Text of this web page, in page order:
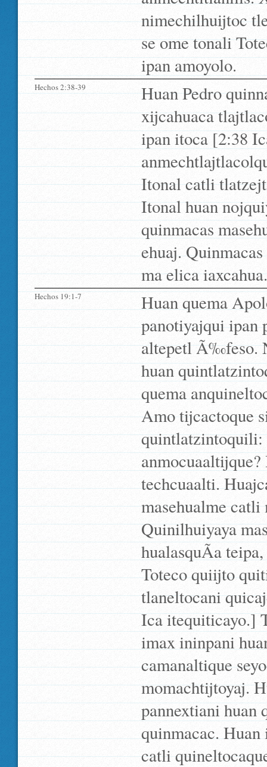
nimechilhuijtoc
se ome tonali
ipan amoyolo.
Hechos 2:38-39
Huan Pedro
xijcahuaca
ipan itoca [2:38
Itonal catli
Itonal huan
quinmacas
ehuaj.
ma elica iaxcahua.
Hechos 19:1-7
Huan quema
panotiyajqui ipan
altepetl Ã‰feso.
huan
quema
Amo tijcactoque
quintlatzintoquili:
techcuaalti.
masehualme
Quinilhuiyaya
hualasquÃ­a
Toteco quiijto
tlaneltocani
Ica itequiticayo.]
imax ininpani
camanaltique
momachtijtoyaj.
pannextiani huan
quinmacac.
catli